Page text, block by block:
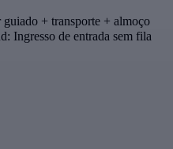
+ transporte + almoço
Ingresso de entrada sem fila